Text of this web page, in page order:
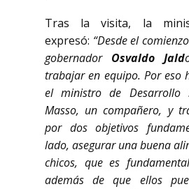
Tras la visita, la
expresó: “Desde el
gobernador Osvaldo Jald
trabajar en equipo. Por eso
el ministro de Desarrollo
Masso, un compañero, y
por dos objetivos
lado, asegurar una buena
chicos, que es
además de que ellos